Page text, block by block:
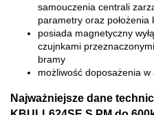
samouczenia centrali
parametry oraz położenia
posiada magnetyczny
czujnkami
bramy
możliwość doposażenia
Najważniejsze dane